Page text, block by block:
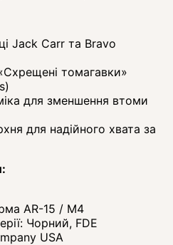
Jack Carr та Bravo
томагавки»
для зменшення втоми
для надійного хвата за
AR-15 / M4
Чорний, FDE
USA